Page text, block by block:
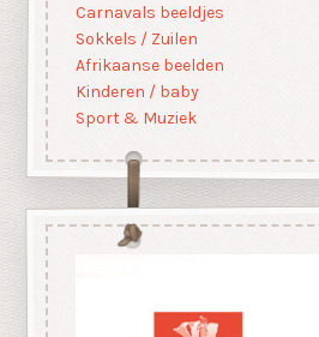
Carnavals beeldjes
Sokkels / Zuilen
Afrikaanse beelden
Kinderen / baby
Sport & Muziek